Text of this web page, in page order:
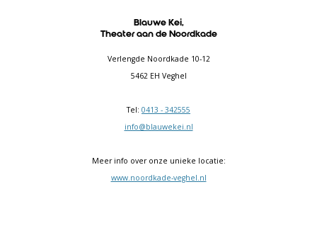
Blauwe Kei,
Theater aan de Noordkade
Verlengde Noordkade 10-12
5462 EH Veghel
Tel: 0413 - 342555
info@blauwekei.nl
Meer info over onze unieke locatie:
www.noordkade-veghel.nl